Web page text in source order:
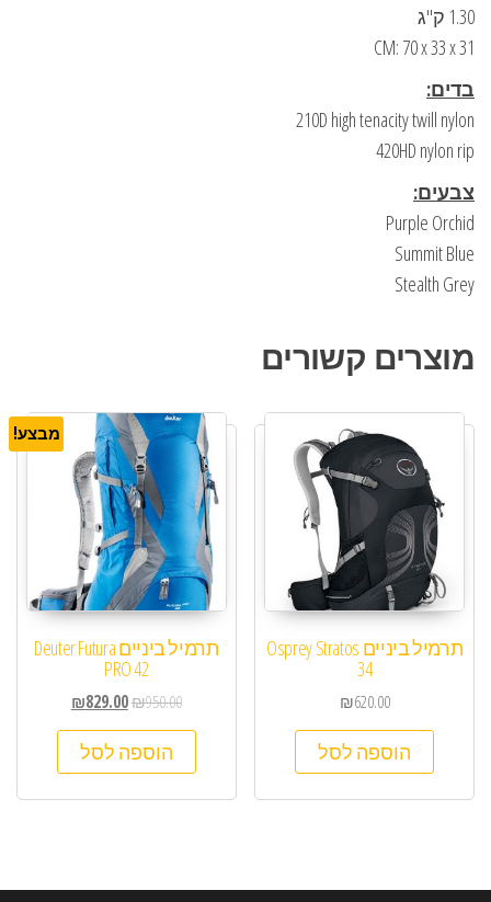
1.30 ק"ג
CM: 70 x 33 x 31
בדים:
210D high tenacity twill nylon
420HD nylon rip
צבעים:
Purple Orchid
Summit Blue
Stealth Grey
מוצרים קשורים
תרמיל ביניים Osprey Stratos
34
₪620.00
הוספה לסל
מבצע!
תרמיל ביניים Deuter Futura
PRO 42
₪950.00
₪829.00
הוספה לסל